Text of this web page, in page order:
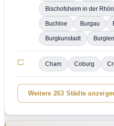
Bischofsheim in der Rhön
Buchloe Burgau
Burgkunstadt
C Cham Coburg
Weitere 263 Städte